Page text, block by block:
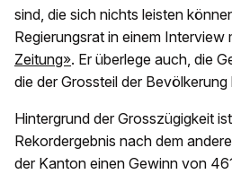
sind, die sich nichts leisten
Regierungsrat in einem Interview
Zeitung». Er überlege auch, die
die der Grossteil der
Hintergrund der Grosszügigkeit
Rekordergebnis nach dem
der Kanton einen Gewinn von